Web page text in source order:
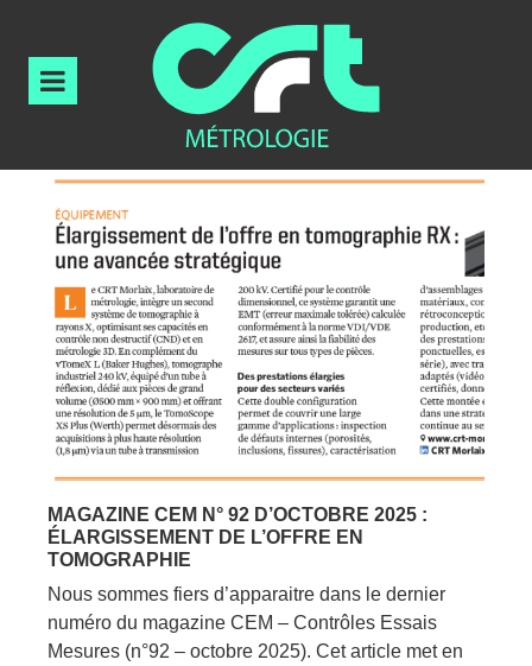
MAGAZINE CEM N° 92 D’OCTOBRE 2025 :
ÉLARGISSEMENT DE L’OFFRE EN
TOMOGRAPHIE
Nous sommes fiers d’apparaitre dans le dernier
numéro du magazine CEM – Contrôles Essais
Mesures (n°92 – octobre 2025). Cet article met en